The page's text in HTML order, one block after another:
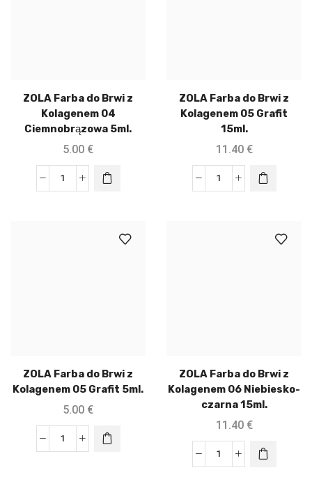
ZOLA Farba do Brwi z
Kolagenem 04
Ciemnobrązowa 5ml.
5.00 €
ZOLA Farba do Brwi z
Kolagenem 05 Grafit
15ml.
11.40 €
ZOLA Farba do Brwi z
Kolagenem 05 Grafit 5ml.
5.00 €
ZOLA Farba do Brwi z
Kolagenem 06 Niebiesko-
czarna 15ml.
11.40 €